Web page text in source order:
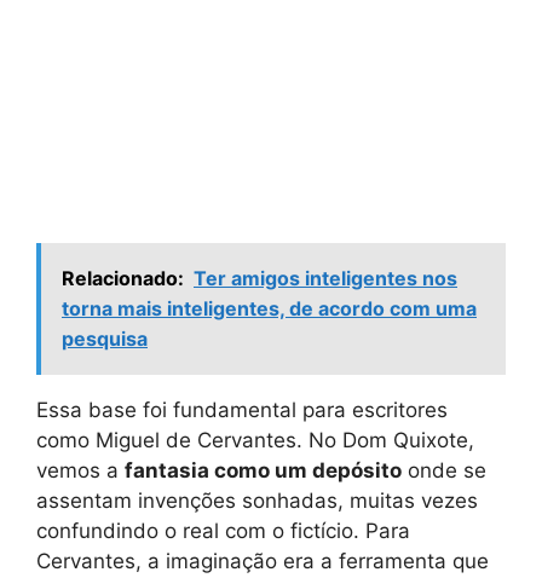
Relacionado: Ter amigos inteligentes nos
torna mais inteligentes, de acordo com uma
pesquisa
Essa base foi fundamental para escritores
como Miguel de Cervantes. No Dom Quixote,
vemos a fantasia como um depósito onde se
assentam invenções sonhadas, muitas vezes
confundindo o real com o fictício. Para
Cervantes, a imaginação era a ferramenta que